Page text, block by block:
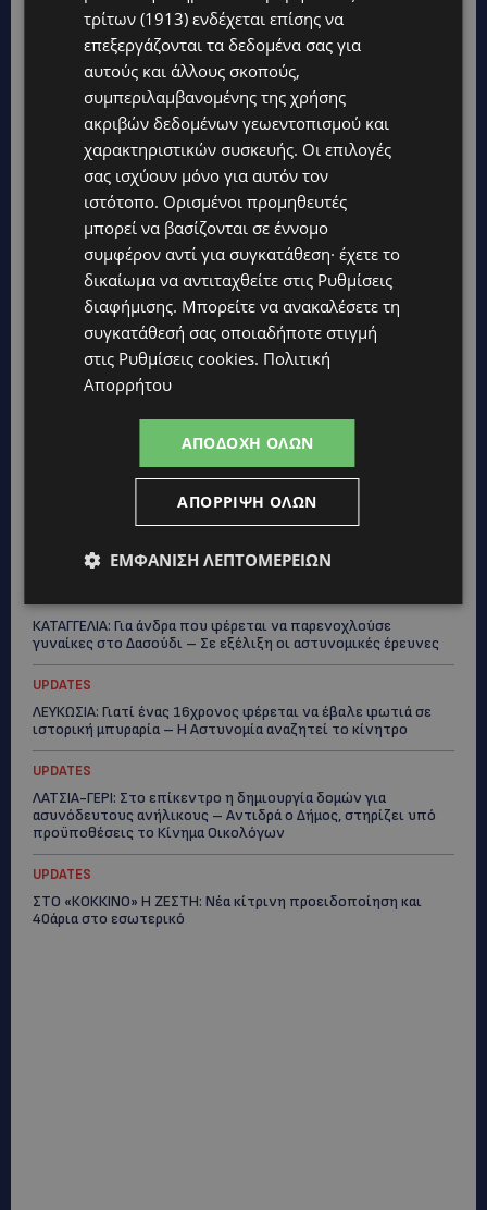
Topics
UPDATES
ΙΣΑΑΚ-ΣΟΛΩΜΟΥ: Κλείνουν συμβολικά οδοφράγματα την
Παρασκευή – Πού και τι ώρα θα γίνουν οι δράσεις
UPDATES
ΣΥΛΛΗΨΕΙΣ: 161 οδηγοί με υπερβολική ταχύτητα σε μία νύχτα
– Η παράβαση που κυριάρχησε στους ελέγχους
ΓΕΝΕΘΛΙΟΣ ΗΜΕΡΑ: Η ηλικία είναι μόνο ένας αριθμός – Οι
άνθρωποι και οι στιγμές είναι η πραγματική μας ιστορία
τριών παιδιών – Έρανος για τη θεραπεία της στην Αγγλία
ΚΑΤΑΓΓΕΛΙΑ: Για άνδρα που φέρεται να παρενοχλούσε
γυναίκες στο Δασούδι – Σε εξέλιξη οι αστυνομικές έρευνες
UPDATES
ΛΕΥΚΩΣΙΑ: Γιατί ένας 16χρονος φέρεται να έβαλε φωτιά σε
ιστορική μπυραρία – Η Αστυνομία αναζητεί το κίνητρο
UPDATES
ΛΑΤΣΙΑ-ΓΕΡΙ: Στο επίκεντρο η δημιουργία δομών για
ασυνόδευτους ανήλικους – Αντιδρά ο Δήμος, στηρίζει υπό
προϋποθέσεις το Κίνημα Οικολόγων
UPDATES
ΣΤΟ «ΚΟΚΚΙΝΟ» Η ΖΕΣΤΗ: Νέα κίτρινη προειδοποίηση και
40άρια στο εσωτερικό
τρίτων (1913) ενδέχεται επίσης να
επεξεργάζονται τα δεδομένα σας για
αυτούς και άλλους σκοπούς,
συμπεριλαμβανομένης της χρήσης
ακριβών δεδομένων γεωεντοπισμού και
χαρακτηριστικών συσκευής. Οι επιλογές
σας ισχύουν μόνο για αυτόν τον
ιστότοπο. Ορισμένοι προμηθευτές
μπορεί να βασίζονται σε έννομο
συμφέρον αντί για συγκατάθεση· έχετε το
δικαίωμα να αντιταχθείτε στις Ρυθμίσεις
διαφήμισης. Μπορείτε να ανακαλέσετε τη
συγκατάθεσή σας οποιαδήποτε στιγμή
στις Ρυθμίσεις cookies. Πολιτική
Απορρήτου
ΑΠΟΔΟΧΉ ΌΛΩΝ
ΑΠΌΡΡΙΨΗ ΌΛΩΝ
ΕΜΦΆΝΙΣΗ ΛΕΠΤΟΜΕΡΕΙΏΝ